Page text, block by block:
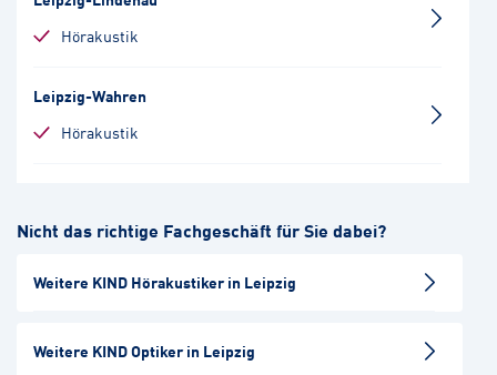
Hörakustik
Leipzig-Wahren
Hörakustik
Hörakustik
Markkleeberg
Nicht das richtige Fachgeschäft für Sie dabei?
Weitere KIND Hörakustiker in Leipzig
Weitere KIND Optiker in Leipzig